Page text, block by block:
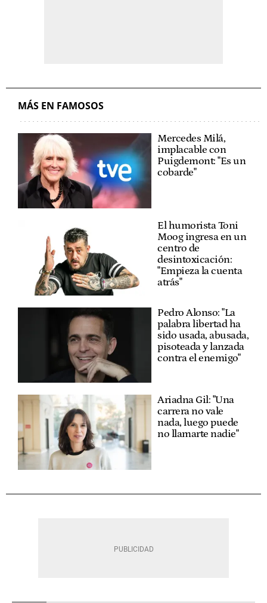
MÁS EN FAMOSOS
Mercedes Milá,
implacable con
Puigdemont: "Es un
cobarde"
El humorista Toni
Moog ingresa en un
centro de
desintoxicación:
"Empieza la cuenta
atrás"
Pedro Alonso: "La
palabra libertad ha
sido usada, abusada,
pisoteada y lanzada
contra el enemigo"
Ariadna Gil: "Una
carrera no vale
nada, luego puede
no llamarte nadie"